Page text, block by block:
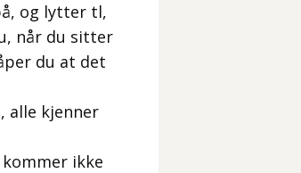
og lytter tl,
når du sitter
du at det
alle kjenner
ikke